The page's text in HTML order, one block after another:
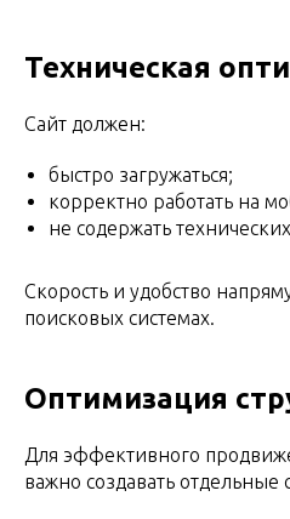
Техническая
Сайт должен:
быстро загружаться;
корректно работать на
не содержать
Скорость и удобство
поисковых системах.
Оптимизация
Для эффективного
важно создавать отдельные